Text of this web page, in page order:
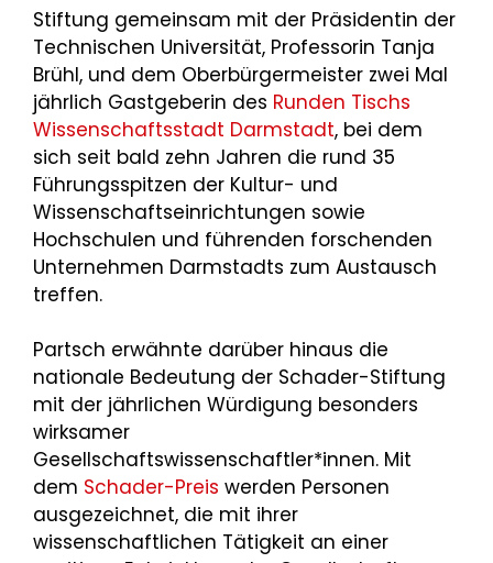
Stiftung gemeinsam mit der Präsidentin der
Technischen Universität, Professorin Tanja
Brühl, und dem Oberbürgermeister zwei Mal
jährlich Gastgeberin des Runden Tischs
Wissenschaftsstadt Darmstadt, bei dem
sich seit bald zehn Jahren die rund 35
Führungsspitzen der Kultur- und
Wissenschaftseinrichtungen sowie
Hochschulen und führenden forschenden
Unternehmen Darmstadts zum Austausch
treffen.
Partsch erwähnte darüber hinaus die
nationale Bedeutung der Schader-Stiftung
mit der jährlichen Würdigung besonders
wirksamer
Gesellschaftswissenschaftler*innen. Mit
dem Schader-Preis werden Personen
ausgezeichnet, die mit ihrer
wissenschaftlichen Tätigkeit an einer